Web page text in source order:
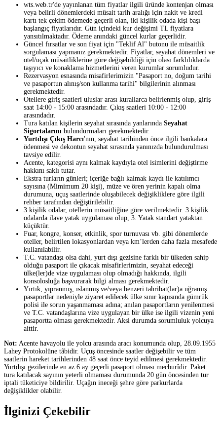
wts.web.tr'de yayınlanan tüm fiyatlar ilgili üründe kontenjan olması
veya belirli dönemlerdeki müsait tarih aralığı için nakit ve kredi
kartı tek çekim ödemede geçerli olan, iki kişilik odada kişi başı
başlangıç fiyatlarıdır. Gün içindeki kur değişimi TL fiyatlara
yansıtılmaktadır. Ödeme anındaki güncel kurlar geçerlidir.
Güncel fırsatlar ve son fiyat için "Teklif Al" butonu ile müsaitlik
sorgulaması yapmanız gerekmektedir. Fiyatlar, seyahat dönemleri ve
otel/uçak müsaitliklerine göre değişebildiği için olası farklılıklarda
taşıyıcı ve konaklama hizmetlerini veren kurumlar sorumludur.
Rezervasyon esnasında misafirlerimizin "Pasaport no, doğum tarihi
ve pasaportun alınış/son kullanma tarihi" bilgilerinin alınması
gerekmektedir.
Otellere giriş saatleri uluslar arası kurallarca belirlenmiş olup, giriş
saat 14:00 - 15:00 arasındadır. Çıkış saatleri 10:00 - 12:00
arasındadır.
Tura katılan kişilerin seyahat sırasında yanlarında Seyahat
Sigortalarını bulundurmaları gerekmektedir.
Yurtdışı Çıkış Harcı'nın, seyahat tarihinden önce ilgili bankalara
ödenmesi ve dekontun seyahat sırasında yanınızda bulundurulması
tavsiye edilir.
Acente, kategorisi aynı kalmak kaydıyla otel isimlerini değiştirme
hakkını saklı tutar.
Ekstra turların günleri; içeriğe bağlı kalmak kaydı ile katılımcı
sayısına (Mimimum 20 kişi), müze ve ören yerinin kapalı olma
durumuna, uçuş saatlerinde oluşabilecek değişikliklere göre ilgili
rehber tarafından değiştirilebilir.
3 kişilik odalar, otellerin müsaitliğine göre verilmektedir. 3 kişilik
odalarda ilave yatak uygulaması olup, 3. Yatak standart yataktan
küçüktür.
Fuar, kongre, konser, etkinlik, spor turnuvası vb. gibi dönemlerde
oteller, belirtilen lokasyonlardan veya km’lerden daha fazla mesafede
kullanılabilir.
T.C. vatandaşı olsa dahi, yurt dışı gezisine farklı bir ülkeden sahip
olduğu pasaport ile çıkacak misafirlerimizin, seyahat edeceği
ülke(ler)de vize uygulaması olup olmadığı hakkında, ilgili
konsolosluğa başvurarak bilgi alması gerekmektedir.
Yırtık, yıpranmış, ıslanmış ve/veya benzeri tahribat(lar)a uğramış
pasaportlar nedeniyle ziyaret edilecek ülke sınır kapısında gümrük
polisi ile sorun yaşanmaması adına; anılan pasaportların yenilenmesi
ve T.C. vatandaşlarına vize uygulayan bir ülke ise ilgili vizenin yeni
pasaportta olması gerekmektedir. Aksi durumda sorumluluk yolcuya
aittir.
Not: Acente havayolu ile yolcu arasında aracı konumunda olup, 28.09.1955
Lahey Protokolüne tâbidir. Uçuş öncesinde saatler değişebilir ve tüm
saatlerin hareket tarihlerinden 48 saat önce teyid edilmesi gerekmektedir.
Yurtdışı gezilerinde en az 6 ay geçerli pasaport olması mecburîdir. Paket
tura katılacak sayının yeterli olmaması durumunda 20 gün öncesinden tur
iptali tüketiciye bildirilir. Uçağın ineceği şehre göre parkurlarda
değişiklikler olabilir.
İlginizi Çekebilir